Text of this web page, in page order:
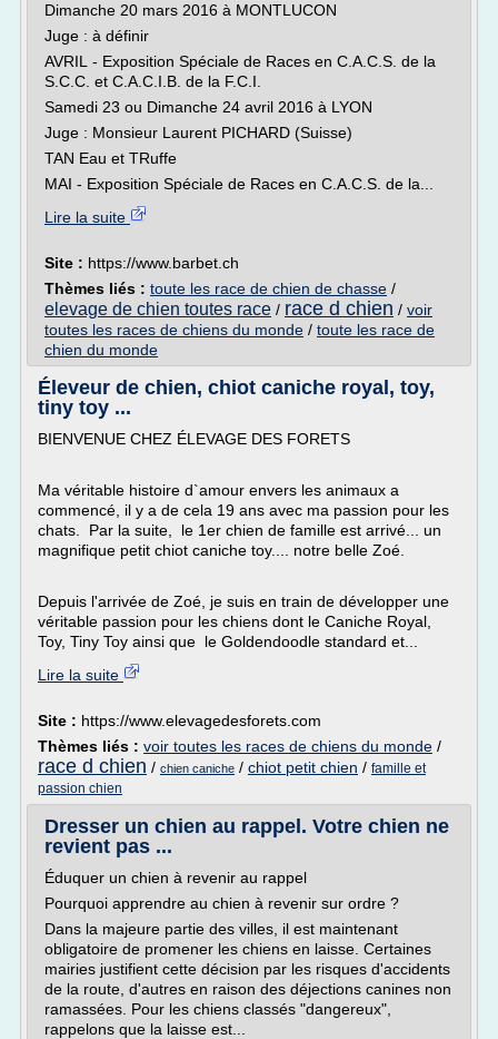
Dimanche 20 mars 2016 à MONTLUCON
Juge : à définir
AVRIL - Exposition Spéciale de Races en C.A.C.S. de la
S.C.C. et C.A.C.I.B. de la F.C.I.
Samedi 23 ou Dimanche 24 avril 2016 à LYON
Juge : Monsieur Laurent PICHARD (Suisse)
TAN Eau et TRuffe
MAI - Exposition Spéciale de Races en C.A.C.S. de la...
Lire la suite
Site : https://www.barbet.ch
Thèmes liés : toute les race de chien de chasse /
elevage de chien toutes race / race d chien / voir
toutes les races de chiens du monde / toute les race de
chien du monde
Éleveur de chien, chiot caniche royal, toy,
tiny toy ...
BIENVENUE CHEZ ÉLEVAGE DES FORETS
Ma véritable histoire d`amour envers les animaux a
commencé, il y a de cela 19 ans avec ma passion pour les
chats. Par la suite, le 1er chien de famille est arrivé... un
magnifique petit chiot caniche toy.... notre belle Zoé.
Depuis l'arrivée de Zoé, je suis en train de développer une
véritable passion pour les chiens dont le Caniche Royal,
Toy, Tiny Toy ainsi que le Goldendoodle standard et...
Lire la suite
Site : https://www.elevagedesforets.com
Thèmes liés : voir toutes les races de chiens du monde /
race d chien / chien caniche / chiot petit chien / famille et
passion chien
Dresser un chien au rappel. Votre chien ne
revient pas ...
Éduquer un chien à revenir au rappel
Pourquoi apprendre au chien à revenir sur ordre ?
Dans la majeure partie des villes, il est maintenant
obligatoire de promener les chiens en laisse. Certaines
mairies justifient cette décision par les risques d'accidents
de la route, d'autres en raison des déjections canines non
ramassées. Pour les chiens classés "dangereux",
rappelons que la laisse est...